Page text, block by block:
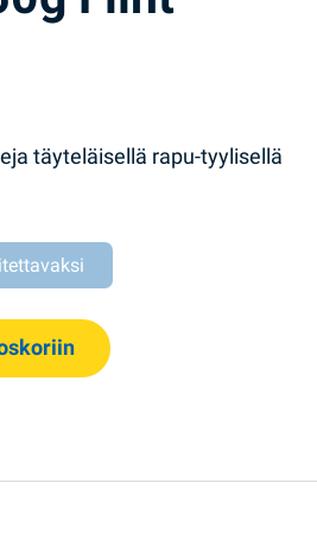
täyteläisellä rapu-tyylisellä